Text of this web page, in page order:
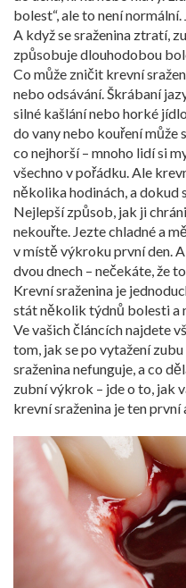
bolest“, ale to není
A když se sraženina ztratí,
způsobuje dlouhodobou
Co může zničit krevní
nebo odsávání. Škrábaní
silné kašlání nebo horké
do vany nebo kouření může
co nejhorší – mnoho lidí si
všechno v pořádku. Ale
několika hodinách, a dokud
Nejlepší způsob, jak ji
nekouřte. Jezte chladné a
v místě výkroku první den.
dvou dnech – nečekáte, že
Krevní sraženina je
stát několik týdnů bolesti a
Ve vašich článcích najdete
tom, jak se po vytažení
sraženina nefunguje, a co
zubní výkrok – jde o to, jak
krevní sraženina je ten